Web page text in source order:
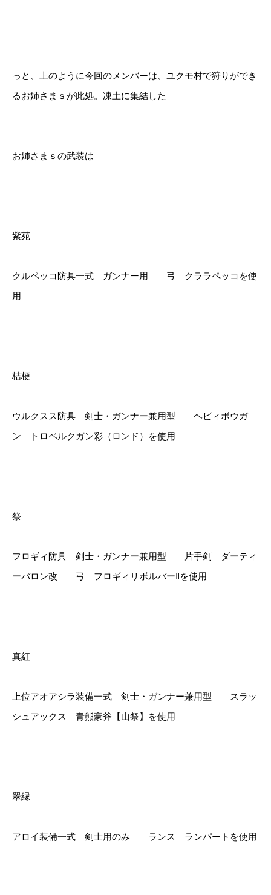
っと、上のように今回のメンバーは、ユクモ村で狩りができ
るお姉さまｓが此処。凍土に集結した
お姉さまｓの武装は
紫苑
クルペッコ防具一式 ガンナー用 弓 クララペッコを使
用
桔梗
ウルクスス防具 剣士・ガンナー兼用型 ヘビィボウガ
ン トロペルクガン彩（ロンド）を使用
祭
フロギィ防具 剣士・ガンナー兼用型 片手剣 ダーティ
ーバロン改 弓 フロギィリボルバーⅡを使用
真紅
上位アオアシラ装備一式 剣士・ガンナー兼用型 スラッ
シュアックス 青熊豪斧【山祭】を使用
翠縁
アロイ装備一式 剣士用のみ ランス ランパートを使用